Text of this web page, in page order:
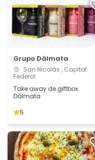
Grupo Dálmata
San Nicolás , Capital
Federal
Take away de giftbox
Dálmata
5